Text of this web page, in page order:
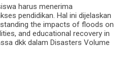
harus menerima
pendidikan. Hal ini dijelaskan
the impacts of floods on
and educational recovery in
dkk dalam Disasters Volume